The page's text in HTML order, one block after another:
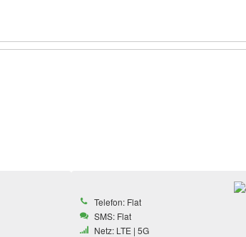
Telefon: Flat
SMS: Flat
Netz: LTE | 5G